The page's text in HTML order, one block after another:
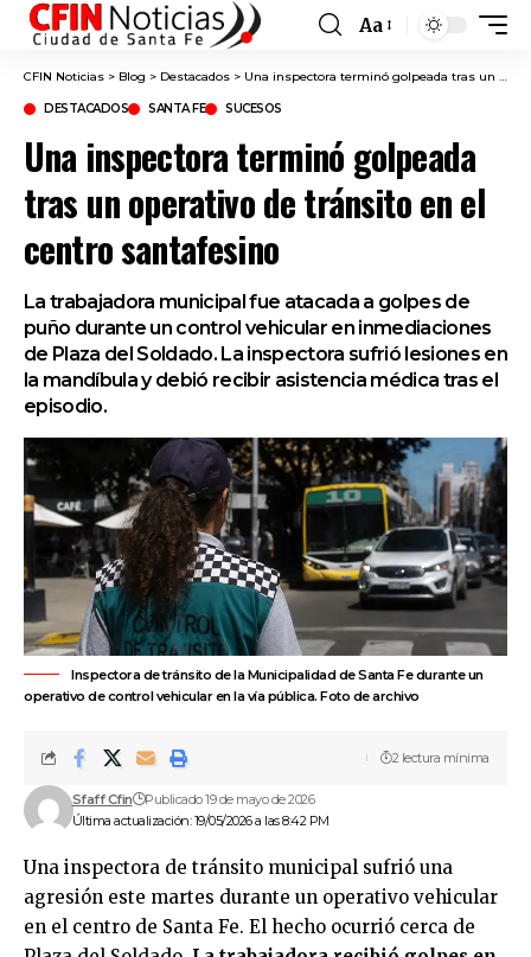
Font
Resizer
Aa
CFIN Noticias > Blog > Destacados > Una inspectora terminó golpeada tras un operativo de tránsito en el centro santafesino
DESTACADOS SANTA FE SUCESOS
Una inspectora terminó golpeada
tras un operativo de tránsito en el
centro santafesino
La trabajadora municipal fue atacada a golpes de
puño durante un control vehicular en inmediaciones
de Plaza del Soldado. La inspectora sufrió lesiones en
la mandíbula y debió recibir asistencia médica tras el
episodio.
Inspectora de tránsito de la Municipalidad de Santa Fe durante un
operativo de control vehicular en la vía pública. Foto de archivo
Última actualización: 19/05/2026 a las 8:42 PM
Sfaff Cfin Publicado 19 de mayo de 2026
2 lectura mínima
Una inspectora de tránsito municipal sufrió una
agresión este martes durante un operativo vehicular
en el centro de Santa Fe. El hecho ocurrió cerca de